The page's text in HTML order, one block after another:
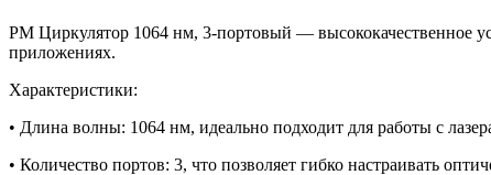
PM Циркулятор 1064 нм, 3-портовый — высококачественное
приложениях.
Характеристики:
• Длина волны: 1064 нм, идеально подходит для работы с
• Количество портов: 3, что позволяет гибко настраивать